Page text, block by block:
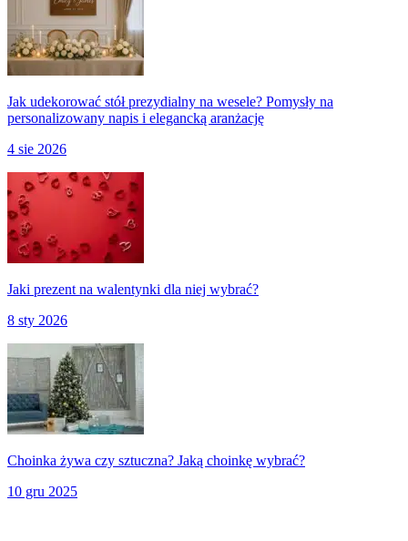
Jak udekorować stół prezydialny na wesele? Pomysły na
personalizowany napis i elegancką aranżację
4 sie 2026
Jaki prezent na walentynki dla niej wybrać?
8 sty 2026
Choinka żywa czy sztuczna? Jaką choinkę wybrać?
10 gru 2025